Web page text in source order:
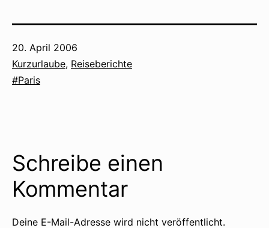
Veröffentlicht
am
20. April 2006
Kategorisiert
als
Kurzurlaube, Reiseberichte
Verschlagwortet
Paris
Schreibe einen
Kommentar
Deine E-Mail-Adresse wird nicht veröffentlicht.